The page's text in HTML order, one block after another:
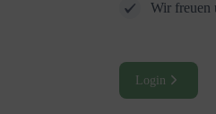
Wir freuen
Login